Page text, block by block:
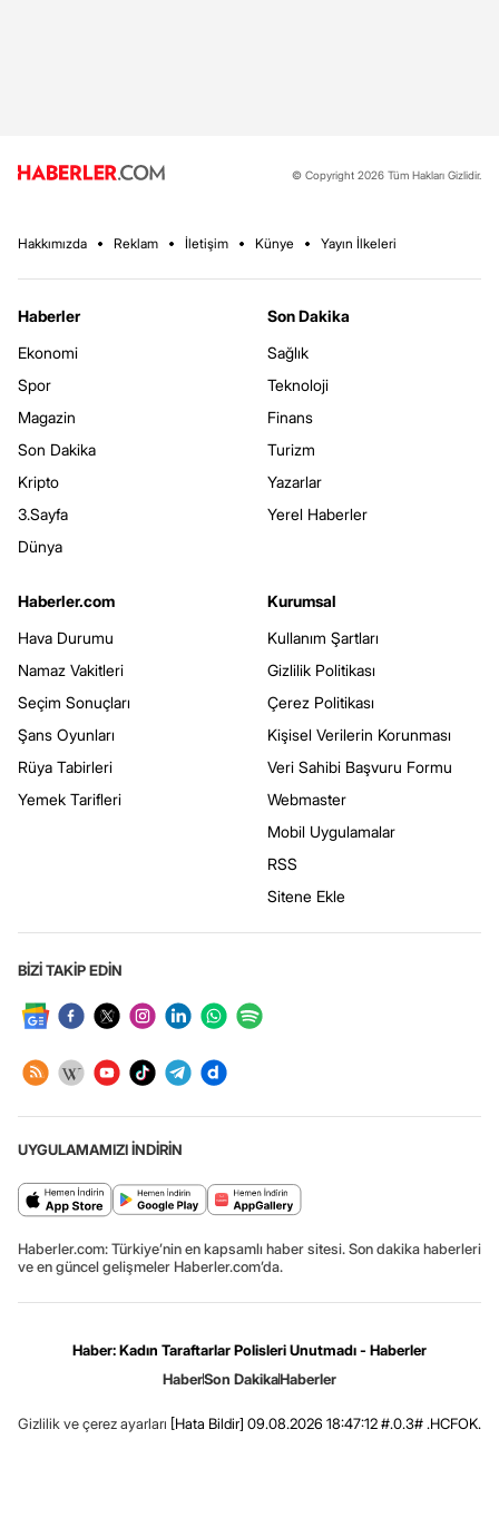
© Copyright 2026 Tüm Hakları Gizlidir.
Hakkımızda Reklam İletişim Künye Yayın İlkeleri
Haberler
Ekonomi
Spor
Magazin
Son Dakika
Kripto
3.Sayfa
Dünya
Son Dakika
Sağlık
Teknoloji
Finans
Turizm
Yazarlar
Yerel Haberler
Haberler.com
Hava Durumu
Namaz Vakitleri
Seçim Sonuçları
Şans Oyunları
Rüya Tabirleri
Yemek Tarifleri
Kurumsal
Kullanım Şartları
Gizlilik Politikası
Çerez Politikası
Kişisel Verilerin Korunması
Veri Sahibi Başvuru Formu
Webmaster
Mobil Uygulamalar
RSS
Sitene Ekle
BİZİ TAKİP EDİN
UYGULAMAMIZI İNDİRİN
Haberler.com: Türkiye’nin en kapsamlı haber sitesi. Son dakika haberleri
ve en güncel gelişmeler Haberler.com’da.
Haber: Kadın Taraftarlar Polisleri Unutmadı - Haberler
HaberSon DakikaHaberler
Gizlilik ve çerez ayarları [Hata Bildir] 09.08.2026 18:47:12 #.0.3# .HCFOK.